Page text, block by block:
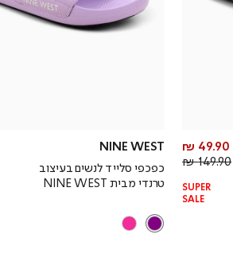
מחיר
מוצר
49.90 ₪
מחיר
149.90 ₪
SUPER
SALE
NINE WEST
כפכפי סלייד לנשים בעיצוב
טרנדי מבית NINE WEST